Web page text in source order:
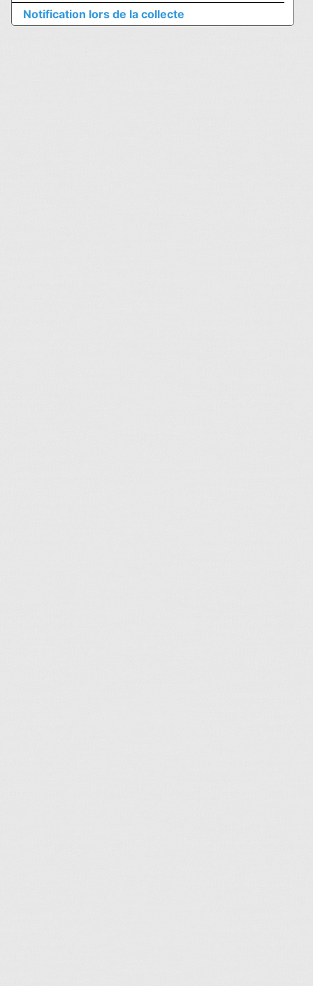
Notification lors de la collecte